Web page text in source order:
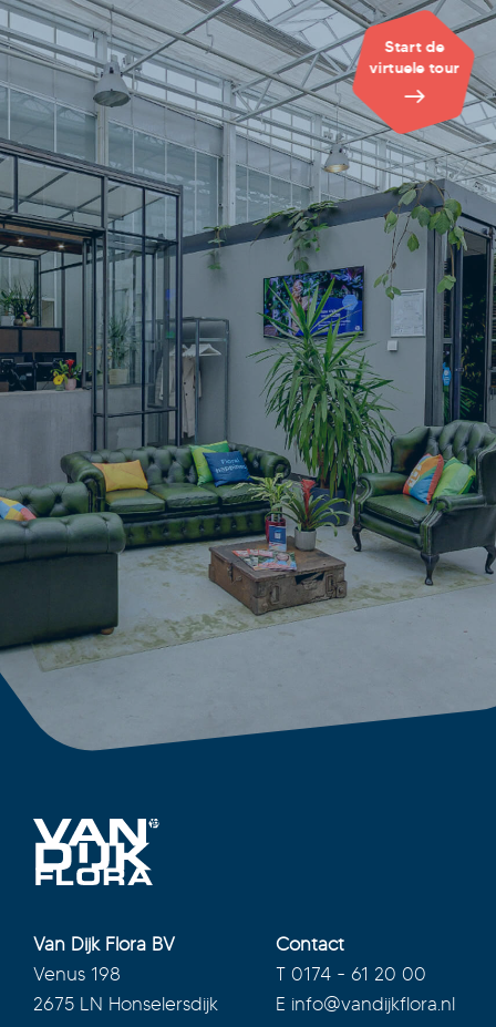
Start de
virtuele tour
Van Dijk Flora BV
Venus 198
2675 LN Honselersdijk
Contact
T 0174 - 61 20 00
E info@vandijkflora.nl